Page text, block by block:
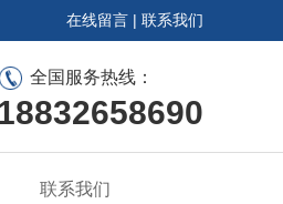
在线留言 | 联系我们
全国服务热线：
18832658690
联系我们